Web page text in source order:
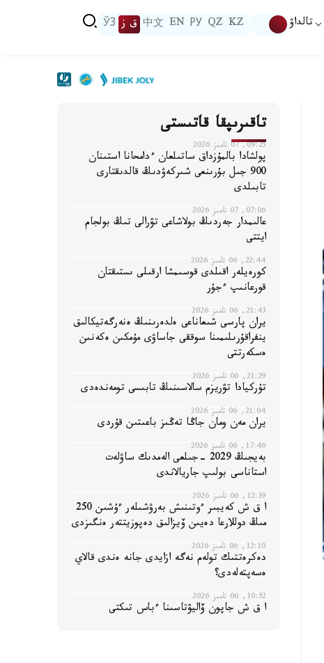
تالداۋ KZ
QZ
РУ
EN
中文 ق ز ЎЗ
تاقىرىپقا قاتىستى
09:25, 07 تامىز 2026
پولشادا بالمۇزداق ساتىلعان ءدامحانا استىنان
900 جىل بۇرىنعى شىركەۋدىڭ قالدىقتارى
تابىلدى
07:06, 07 تامىز 2026
عالىمدار جەردىڭ بولاشاعى تۋرالى تىڭ بولجام
ايتتى
22:44, 06 تامىز 2026
كورەيلەر اقىلدى قوسىمشا ارقىلى ىستىقتان
قورعانىپ ءجۇر
21:43, 06 تامىز 2026
يران پارسى شىعاناعى ەلدەرىنىڭ ەنەرگەتيكالىق
ينفراقۇرىلىمىنا سوققى جاساۋى مۇمكىن ەكەنىن
ەسكەرتتى
21:29, 06 تامىز 2026
تۇركيادا تۋريزم سالاسىنىڭ تابىسى تومەندەدى
21:04, 06 تامىز 2026
يران مەن ومان جاڭا تەڭىز باعىتىن قۇردى
17:46, 06 تامىز 2026
بەيجىڭ 2029 -جىلعى الەمدىك ساۋلەت
استاناسى بولىپ جاريالاندى
12:39, 06 تامىز 2026
ا ق ش كەيبىر ءوتىنىش بەرۋشىلەر ءۇشىن 250
مىڭ دوللارعا دەيىن ۆيزالىق دەپوزيتتەر ەنگىزدى
12:10, 06 تامىز 2026
دەكرەتتىك تولەم نەگە ازايدى جانە ەندى قالاي
ەسەپتەلەدى؟
10:52, 06 تامىز 2026
ا ق ش جاپون ۆاليۋتاسىنا ءباس تىكتى